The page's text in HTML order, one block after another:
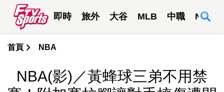
即時 旅外 大谷 MLB 中職 NBA
首頁 NBA
NBA(影)／黃蜂球三弟不用禁